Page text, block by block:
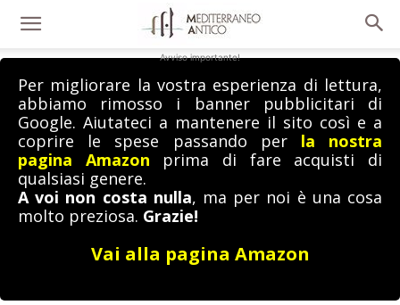
Avviso importante!
Per migliorare la vostra esperienza di lettura,
abbiamo rimosso i banner pubblicitari di
Google. Aiutateci a mantenere il sito così e a
coprire le spese passando per la nostra
pagina Amazon prima di fare acquisti di
qualsiasi genere.
A voi non costa nulla, ma per noi è una cosa
molto preziosa. Grazie!
Vai alla pagina Amazon